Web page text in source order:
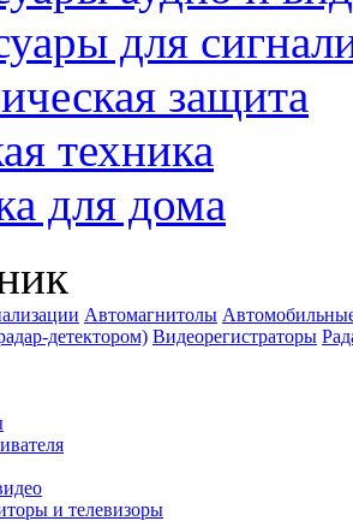
для
защита
техника
для дома
Автомагнитолы
детектором) Видеорегистраторы
и телевизоры